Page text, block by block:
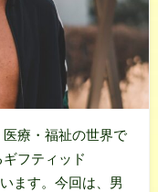
療・福祉の世界で
フティッド
ます。今回は、男